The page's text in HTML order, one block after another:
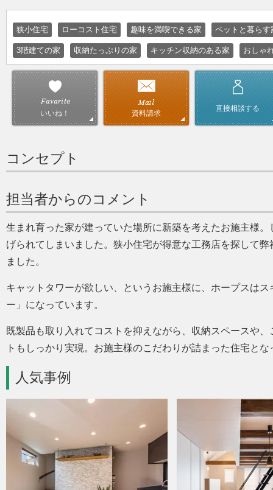
狭小住宅 ローコスト住宅 趣味を満喫できる家 ペットと暮らす
3階建ての家 収納たっぷりの家 キッチン収納のある家 おしゃ
いいね！ 資料請求
直接相談する
コンセプト
担当者からのコメント
生まれ育った家が建っていた場所に新築を考えたお施主様
げられてしまいました。狭小住宅が得意な工務店を探して
ました。
キャットタワーが欲しい、というお施主様に、ホープスは
ー
になっています。
既製品も取り入れてコストを抑えながら、収納スペースや
トもしっかり実現。お施主様のこだわりが詰まった住宅とな
人気事例